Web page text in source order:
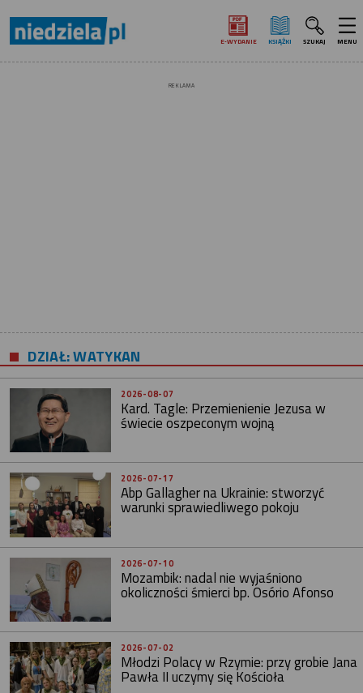
E‑WYDANIE KSIĄŻKI SZUKAJ MENU
REKLAMA
DZIAŁ: WATYKAN
2026-08-07
Kard. Tagle: Przemienienie Jezusa w
świecie oszpeconym wojną
2026-07-17
Abp Gallagher na Ukrainie: stworzyć
warunki sprawiedliwego pokoju
2026-07-10
Mozambik: nadal nie wyjaśniono
okoliczności śmierci bp. Osório Afonso
2026-07-02
Młodzi Polacy w Rzymie: przy grobie Jana
Pawła II uczymy się Kościoła